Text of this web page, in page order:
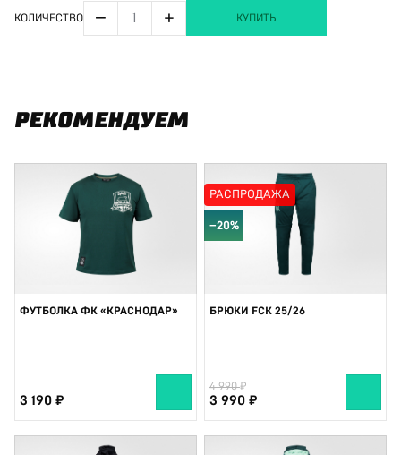
КОЛИЧЕСТВО − + КУПИТЬ
РЕКОМЕНДУЕМ
ФУТБОЛКА ФК «КРАСНОДАР»
3 190
РАСПРОДАЖА
−20%
БРЮКИ FCK 25/26
4 990
3 990